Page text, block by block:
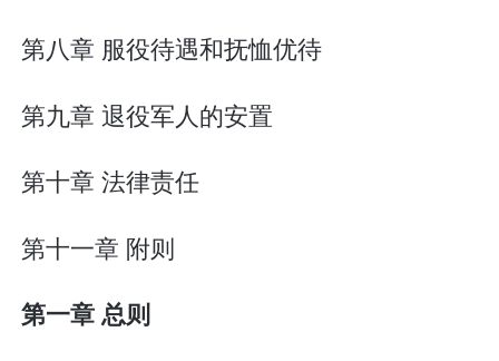
第八章 服役待遇和抚恤优待
第九章 退役军人的安置
第十章 法律责任
第十一章 附则
第一章 总则